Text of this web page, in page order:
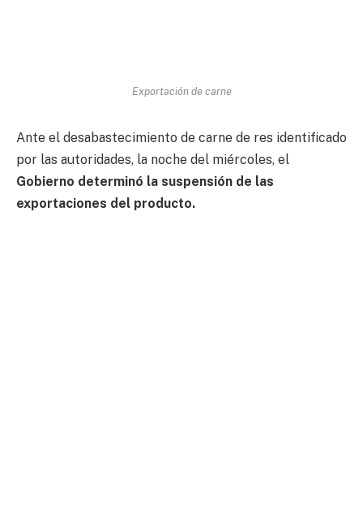
Exportación de carne
Ante el desabastecimiento de carne de res identificado
por las autoridades, la noche del miércoles, el
Gobierno determinó la suspensión de las
exportaciones del producto.